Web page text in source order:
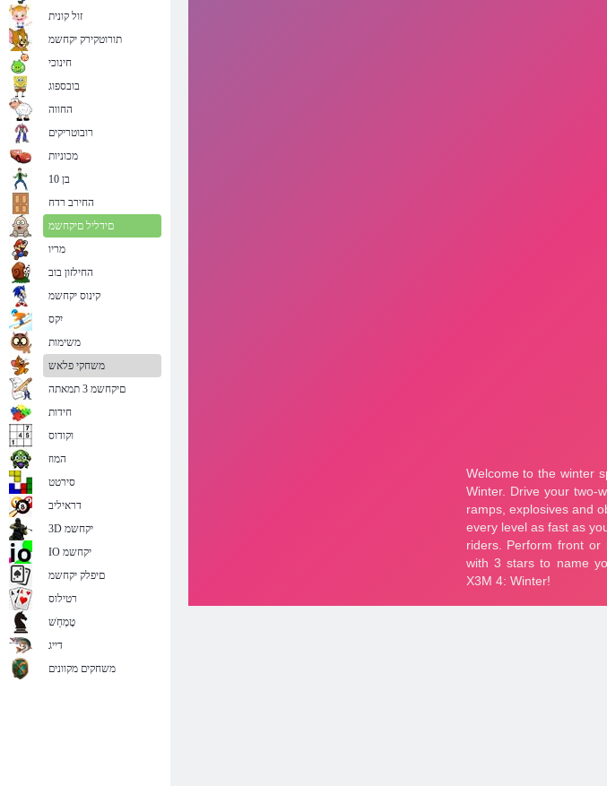
זול קונית
תורוטקירק יקחשמ
חינוכי
בובספוג
החווה
רובוטריקים
מכוניות
בן 10
החירב רדח
םידליל םיקחשמ
מריו
החילזון בוב
קינוס יקחשמ
יִקס
משימות
משחקי פלאש
םיקחשמ 3 תמאתה
חידות
וקודוס
המוז
סירטט
דראיליב
3D יקחשמ
IO יקחשמ
םיפלק יקחשמ
רטילוס
טָמְחַׁש
דייג
משחקים מקוונים